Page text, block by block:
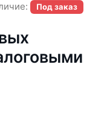
Под заказ